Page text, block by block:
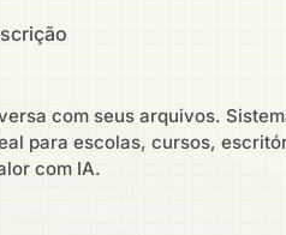
com seus arquivos.
para escolas, cursos,
com IA.